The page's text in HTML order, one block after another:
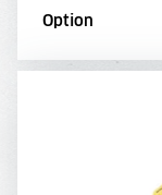
Option